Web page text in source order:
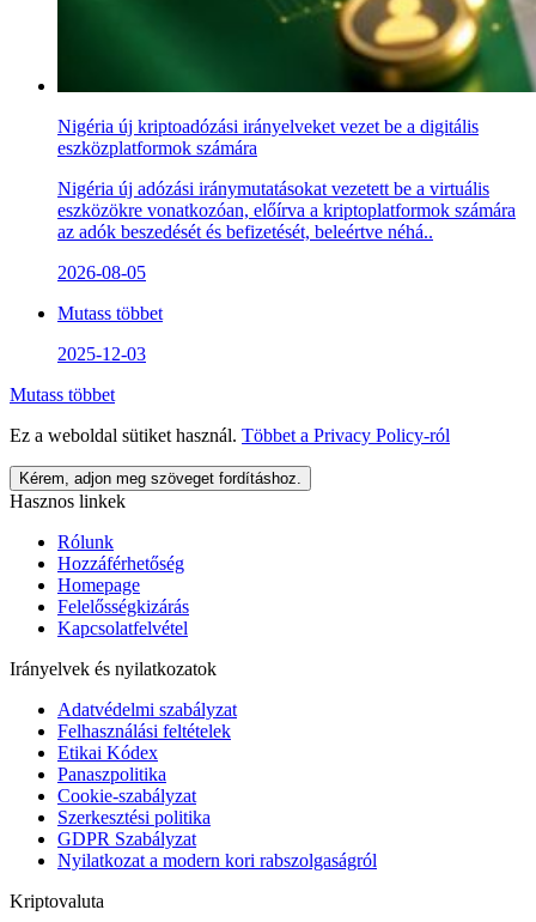
Nigéria új kriptoadózási irányelveket vezet be a digitális
eszközplatformok számára
Nigéria új adózási iránymutatásokat vezetett be a virtuális
eszközökre vonatkozóan, előírva a kriptoplatformok számára
az adók beszedését és befizetését, beleértve néhá..
2026-08-05
Mutass többet
2025-12-03
Mutass többet
Ez a weboldal sütiket használ. Többet a Privacy Policy-ról
Kérem, adjon meg szöveget fordításhoz.
Hasznos linkek
Rólunk
Hozzáférhetőség
Homepage
Felelősségkizárás
Kapcsolatfelvétel
Irányelvek és nyilatkozatok
Adatvédelmi szabályzat
Felhasználási feltételek
Etikai Kódex
Panaszpolitika
Cookie-szabályzat
Szerkesztési politika
GDPR Szabályzat
Nyilatkozat a modern kori rabszolgaságról
Kriptovaluta